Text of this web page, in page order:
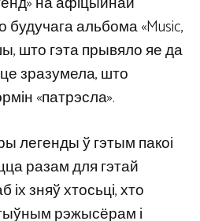
альбома «Music,
што гэта прывяло яе да
зразумела, што
«патрэсла».
легенды ў гэтым пакоі
разам для гэтай
іх зняў хтосьці, хто
рэжысёрам і